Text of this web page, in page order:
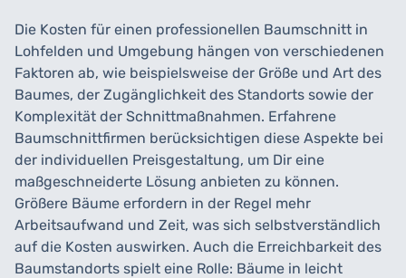
Die Kosten für einen professionellen Baumschnitt in
Lohfelden und Umgebung hängen von verschiedenen
Faktoren ab, wie beispielsweise der Größe und Art des
Baumes, der Zugänglichkeit des Standorts sowie der
Komplexität der Schnittmaßnahmen. Erfahrene
Baumschnittfirmen berücksichtigen diese Aspekte bei
der individuellen Preisgestaltung, um Dir eine
maßgeschneiderte Lösung anbieten zu können.
Größere Bäume erfordern in der Regel mehr
Arbeitsaufwand und Zeit, was sich selbstverständlich
auf die Kosten auswirken. Auch die Erreichbarkeit des
Baumstandorts spielt eine Rolle: Bäume in leicht